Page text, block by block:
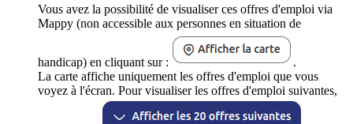
Vous avez la possibilité de visualiser ces offres d'emploi via
Mappy (non accessible aux personnes en situation de
handicap) en cliquant sur :
.
La carte affiche uniquement les offres d'emploi que vous
voyez à l'écran. Pour visualiser les offres d'emploi suivantes,